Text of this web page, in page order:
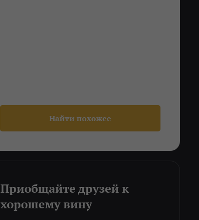
Найти похожее
Приобщайте друзей к
хорошему вину